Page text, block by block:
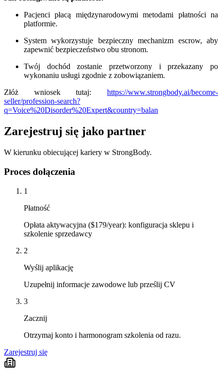
Pacjenci płacą międzynarodowymi metodami płatności na
platformie.
System wykorzystuje bezpieczny mechanizm escrow, aby
zapewnić bezpieczeństwo obu stronom.
Twój dochód zostanie przetworzony i przekazany po
wykonaniu usługi zgodnie z zobowiązaniem.
Złóż wniosek tutaj: https://www.strongbody.ai/become-
seller/profession-search?
q=Voice%20Disorder%20Expert&country=balan
Zarejestruj się jako partner
W kierunku obiecującej kariery w StrongBody.
Proces dołączenia
1
Płatność
Opłata aktywacyjna ($179/year): konfiguracja sklepu i
szkolenie sprzedawcy
2
Wyślij aplikację
Uzupełnij informacje zawodowe lub prześlij CV
3
Zacznij
Otrzymaj konto i harmonogram szkolenia od razu.
Zarejestruj się